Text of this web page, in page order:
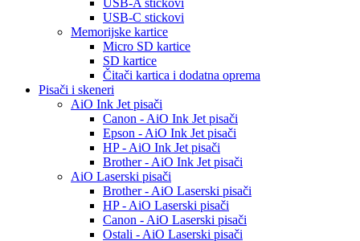
USB-A stickovi
USB-C stickovi
Memorijske kartice
Micro SD kartice
SD kartice
Čitači kartica i dodatna oprema
Pisači i skeneri
AiO Ink Jet pisači
Canon - AiO Ink Jet pisači
Epson - AiO Ink Jet pisači
HP - AiO Ink Jet pisači
Brother - AiO Ink Jet pisači
AiO Laserski pisači
Brother - AiO Laserski pisači
HP - AiO Laserski pisači
Canon - AiO Laserski pisači
Ostali - AiO Laserski pisači